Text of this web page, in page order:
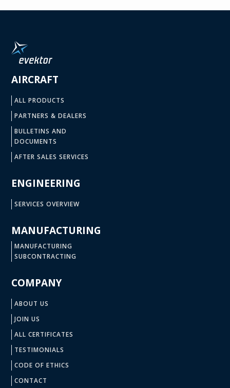
AIRCRAFT
ALL PRODUCTS
PARTNERS & DEALERS
BULLETINS AND
DOCUMENTS
AFTER SALES SERVICES
ENGINEERING
SERVICES OVERVIEW
MANUFACTURING
MANUFACTURING
SUBCONTRACTING
COMPANY
ABOUT US
JOIN US
ALL CERTIFICATES
TESTIMONIALS
CODE OF ETHICS
CONTACT